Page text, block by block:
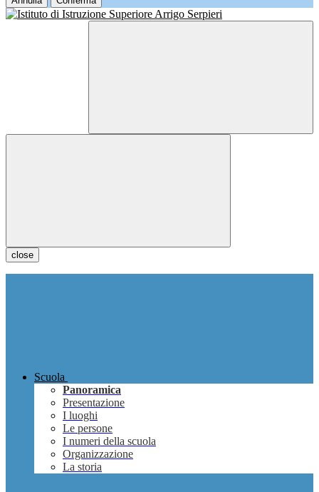
close
Scuola
Panoramica
Presentazione
I luoghi
Le persone
I numeri della scuola
Organizzazione
La storia